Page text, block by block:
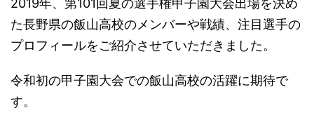
た長野県の飯山高校のメンバーや戦績、注目選手の
プロフィールをご紹介させていただきました。
令和初の甲子園大会での飯山高校の活躍に期待で
す。